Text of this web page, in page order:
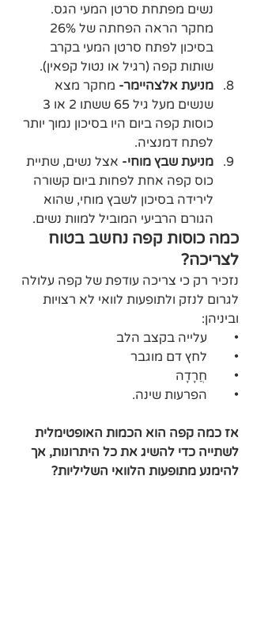
נשים מפתחת סרטן המעי הגס.
בסיכון לפתח סרטן המעי בקרב
שותות קפה (רגיל או נטול קפאין).
מניעת אלצהיימר- מחקר מצא
כוסות קפה ביום היו בסיכון נמוך יותר
לפתח דמנציה.
מניעת שבץ מוחי- אצל נשים, שתיית
כוס קפה אחת לפחות ביום קשורה
לירידה בסיכון לשבץ מוחי, שהוא
הגורם הרביעי המוביל למוות נשים.
כמה כוסות קפה נחשב בטוח
לצריכה?
נזכיר רק כי צריכה עודפת של קפה עלולה
לגרום לנזק ולתופעות לוואי לא רצויות
וביניהן:
•	עלייה בקצב הלב
•	לחץ דם מוגבר
•	חֲרָדָה
•	הפרעות שינה.
אז כמה קפה הוא הכמות האופטימלית
לשתייה כדי להשיג את כל היתרונות, אך
להימנע מתופעות הלוואי השליליות?